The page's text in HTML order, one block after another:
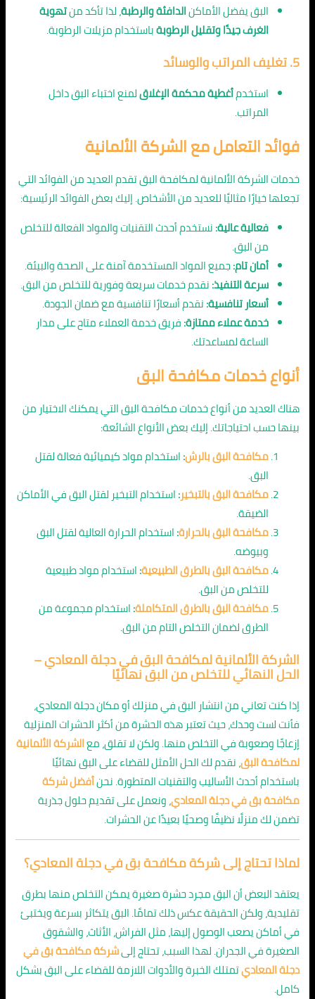
البق يفضل الأماكنالدافئة والرطبة، لذا تأكد منتهوية
الغرف جيدًا وتقليل الرطوبةباستخدام مزيلات الرطوبة.
5. تغليف المراتب والوسائد
استخدمأغطية محكمة الإغلاقلمنع اختباء البق داخل
المراتب.
فوائد التعامل مع الشركة الألمانية
خدمات الشركة الألمانية لمكافحة البق تقدم العديد من الفوائد التي
تجعلها خيارًا مثاليًا للعديد من الأشخاص. إليك بعض الفوائد الرئيسية:
فعالية عالية:نستخدم أحدث التقنيات والمواد الفعالة للتخلص
من البق.
أمان تام:جميع المواد المستخدمة آمنة على الصحة والبيئة.
سرعة التنفيذ:نقدم خدمات سريعة وفورية للتخلص من البق.
أسعار تنافسية:نقدم أسعارًا تنافسية مع ضمان الجودة.
خدمة عملاء ممتازة:فريق خدمة العملاء متاح على مدار
الساعة لمساعدتك.
أنواع خدمات مكافحة البق
هناك العديد من أنواع خدمات مكافحة البق التي يمكنك الاختيار من
بينها حسب احتياجاتك. إليك بعض الأنواع الشائعة:
مكافحة البق بالرش:استخدام مواد كيميائية فعالة لقتل
البق.
مكافحة البق بالتبخير:استخدام التبخير لقتل البق في الأماكن
الضيقة.
مكافحة البق بالحرارة:استخدام الحرارة العالية لقتل البق
وبيوضه.
مكافحة البق بالطرق الطبيعية:استخدام مواد طبيعية
للتخلص من البق.
مكافحة البق بالطرق المتكاملة:استخدام مجموعة من
الطرق لضمان التخلص التام من البق.
الشركة الألمانية لمكافحة البق في دجلة المعادي –
الحل النهائي للتخلص من البق نهائيًا
إذا كنت تعاني من انتشار البق في منزلك أو مكان دجلة المعادي،
فأنت لست وحدك، حيث تعتبر هذه الحشرة من أكثر الحشرات المنزلية
إزعاجًا وصعوبة في التخلص منها. ولكن لا تقلق، معالشركة الألمانية
لمكافحة البق، نقدم لك الحل الأمثل للقضاء على البق نهائيًا
باستخدام أحدث الأساليب والتقنيات المتطورة. نحنأفضل شركة
مكافحة بق في دجلة المعادي، ونعمل على تقديم حلول جذرية
تضمن لك منزلًا نظيفًا وصحيًا بعيدًا عن الحشرات.
لماذا تحتاج إلى شركة مكافحة بق في دجلة المعادي؟
يعتقد البعض أن البق مجرد حشرة صغيرة يمكن التخلص منها بطرق
تقليدية، ولكن الحقيقة عكس ذلك تمامًا. البق يتكاثر بسرعة ويختبئ
في أماكن يصعب الوصول إليها، مثل الفراش، الأثاث، والشقوق
الصغيرة في الجدران. لهذا السبب، تحتاج إلىشركة مكافحة بق في
دجلة المعاديتمتلك الخبرة والأدوات اللازمة للقضاء على البق بشكل
كامل.